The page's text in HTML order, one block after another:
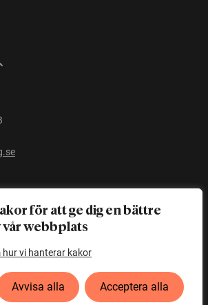
för att ge dig en bättre
vår webbplats
hur vi hanterar kakor
Avvisa alla Acceptera alla